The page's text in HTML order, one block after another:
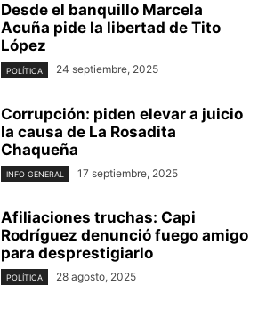
Desde el banquillo Marcela
Acuña pide la libertad de Tito
López
POLÍTICA 24 septiembre, 2025
Corrupción: piden elevar a juicio
la causa de La Rosadita
Chaqueña
INFO GENERAL 17 septiembre, 2025
Afiliaciones truchas: Capi
Rodríguez denunció fuego amigo
para desprestigiarlo
POLÍTICA 28 agosto, 2025